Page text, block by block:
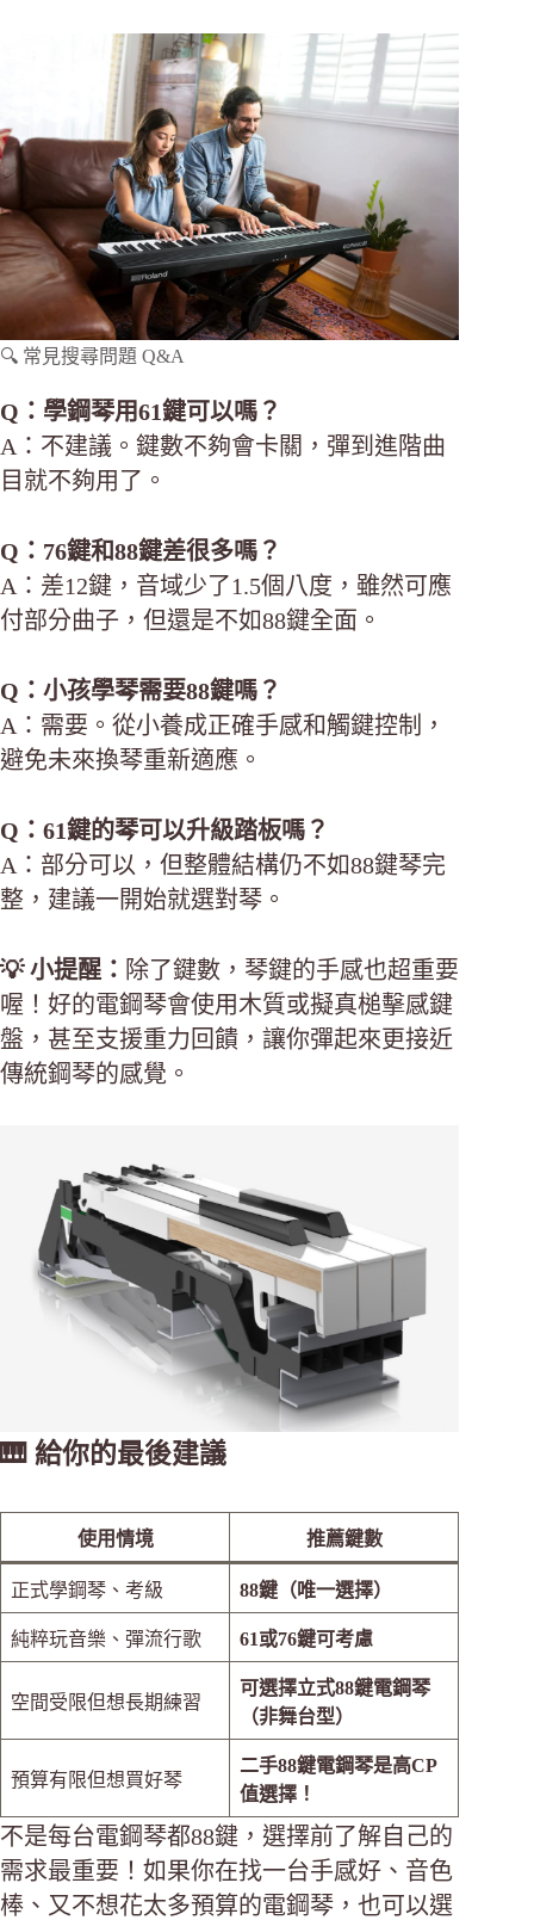
🔍 常見搜尋問題 Q&A
Q：學鋼琴用61鍵可以嗎？
A：不建議。鍵數不夠會卡關，彈到進階曲
目就不夠用了。
Q：76鍵和88鍵差很多嗎？
A：差12鍵，音域少了1.5個八度，雖然可應
付部分曲子，但還是不如88鍵全面。
Q：小孩學琴需要88鍵嗎？
A：需要。從小養成正確手感和觸鍵控制，
避免未來換琴重新適應。
Q：61鍵的琴可以升級踏板嗎？
A：部分可以，但整體結構仍不如88鍵琴完
整，建議一開始就選對琴。
💡 小提醒： 除了鍵數，琴鍵的手感也超重要
喔！好的電鋼琴會使用木質或擬真槌擊感鍵
盤，甚至支援重力回饋，讓你彈起來更接近
傳統鋼琴的感覺。
🎹 給你的最後建議
使用情境 推薦鍵數
正式學鋼琴、考級 88鍵（唯一選擇）
純粹玩音樂、彈流行歌 61或76鍵可考慮
空間受限但想長期練習
可選擇立式88鍵電鋼琴
（非舞台型）
預算有限但想買好琴
二手88鍵電鋼琴是高CP
值選擇！
不是每台電鋼琴都88鍵，選擇前了解自己的
需求最重要！如果你在找一台手感好、音色
棒、又不想花太多預算的電鋼琴，也可以選